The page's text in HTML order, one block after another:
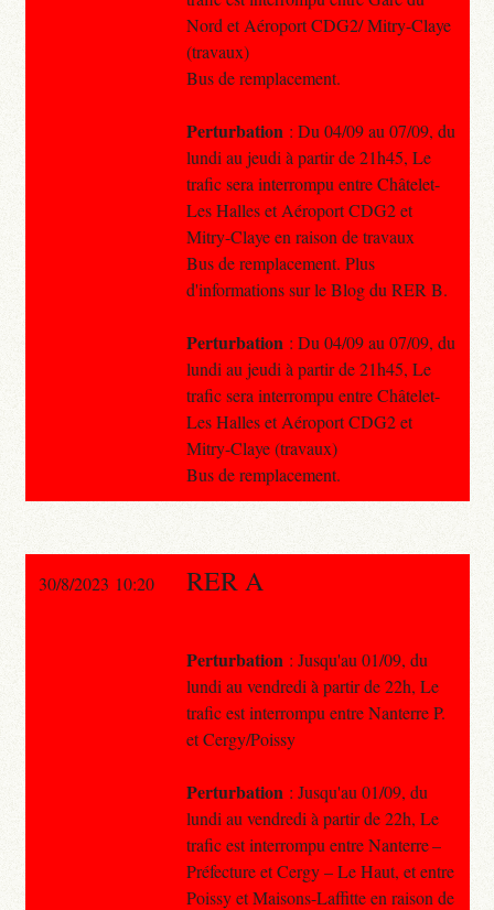
Nord et Aéroport CDG2/ Mitry-Claye
(travaux)
Bus de remplacement.
Perturbation : Du 04/09 au 07/09, du
lundi au jeudi à partir de 21h45, Le
trafic sera interrompu entre Châtelet-
Les Halles et Aéroport CDG2 et
Mitry-Claye en raison de travaux
Bus de remplacement. Plus
d'informations sur le Blog du RER B.
Perturbation : Du 04/09 au 07/09, du
lundi au jeudi à partir de 21h45, Le
trafic sera interrompu entre Châtelet-
Les Halles et Aéroport CDG2 et
Mitry-Claye (travaux)
Bus de remplacement.
30/8/2023 10:20 RER A
Perturbation : Jusqu'au 01/09, du
lundi au vendredi à partir de 22h, Le
trafic est interrompu entre Nanterre P.
et Cergy/Poissy
Perturbation : Jusqu'au 01/09, du
lundi au vendredi à partir de 22h, Le
trafic est interrompu entre Nanterre –
Préfecture et Cergy – Le Haut, et entre
Poissy et Maisons-Laffitte en raison de